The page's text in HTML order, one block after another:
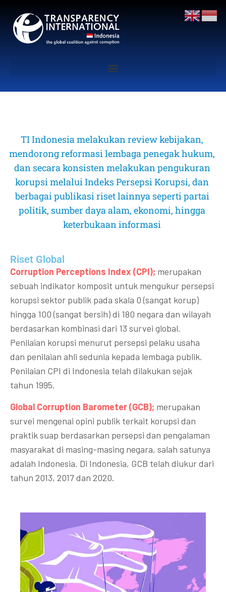
TI Indonesia melakukan review kebijakan,
mendorong reformasi lembaga penegak hukum,
dan secara konsisten melakukan pengukuran
korupsi melalui Indeks Persepsi Korupsi, dan
berbagai publikasi riset lainnya seperti partai
politik, sumber daya alam, ekonomi, hingga
keterbukaan informasi
Riset Global​
Corruption Perceptions Index (CPI); merupakan
sebuah indikator komposit untuk mengukur persepsi
korupsi sektor publik pada skala 0 (sangat korup)
hingga 100 (sangat bersih) di 180 negara dan wilayah
berdasarkan kombinasi dari 13 survei global.
Penilaian korupsi menurut persepsi pelaku usaha
dan penilaian ahli sedunia kepada lembaga publik.
Penilaian CPI di Indonesia telah dilakukan sejak
tahun 1995.
Global Corruption Barometer (GCB); merupakan
survei mengenai opini publik terkait korupsi dan
praktik suap berdasarkan persepsi dan pengalaman
masyarakat di masing-masing negara, salah satunya
adalah Indonesia. Di Indonesia, GCB telah diukur dari
tahun 2013, 2017 dan 2020.